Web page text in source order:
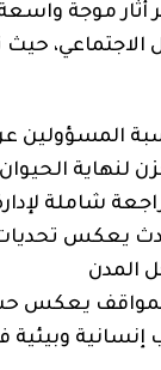
أثار موجة
حيث
المسؤولين
لنهاية الحيوان
شاملة
يعكس
المدن
المواقف يعكس
وبيئية